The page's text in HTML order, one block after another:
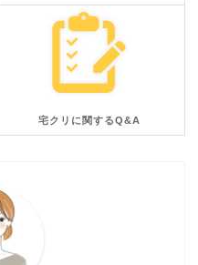
宅クリに関するQ&A